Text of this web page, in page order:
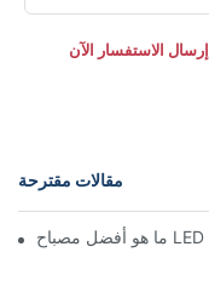
إرسال الاستفسار الآن
مقالات مقترحة